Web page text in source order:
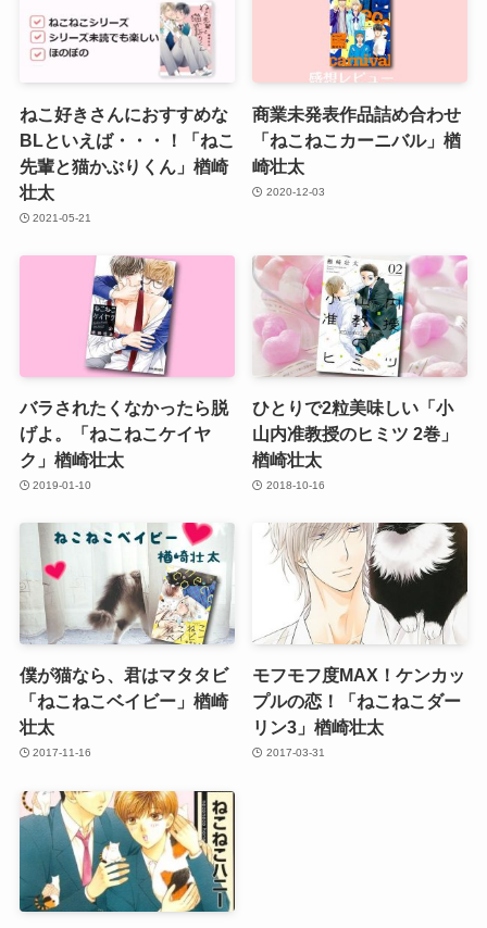
ねこ好きさんにおすすめな
BLといえば・・・！「ねこ
先輩と猫かぶりくん」楢崎
壮太
2021-05-21
商業未発表作品詰め合わせ
「ねこねこカーニバル」楢
崎壮太
2020-12-03
バラされたくなかったら脱
げよ。「ねこねこケイヤ
ク」楢崎壮太
2019-01-10
ひとりで2粒美味しい「小
山内准教授のヒミツ 2巻」
楢崎壮太
2018-10-16
僕が猫なら、君はマタタビ
「ねこねこベイビー」楢崎
壮太
2017-11-16
モフモフ度MAX！ケンカッ
プルの恋！「ねこねこダー
リン3」楢崎壮太
2017-03-31